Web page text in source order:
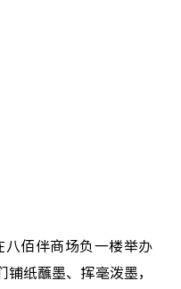
佰伴商场负一楼举办
纸蘸墨、挥毫泼墨，